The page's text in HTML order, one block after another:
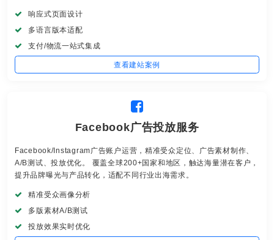
响应式页面设计
多语言版本适配
支付/物流一站式集成
查看建站案例
Facebook广告投放服务
Facebook/Instagram广告账户运营，精准受众定位、广告素材制作、
A/B测试、投放优化。 覆盖全球200+国家和地区，触达海量潜在客户，
提升品牌曝光与产品转化，适配不同行业出海需求。
精准受众画像分析
多版素材A/B测试
投放效果实时优化